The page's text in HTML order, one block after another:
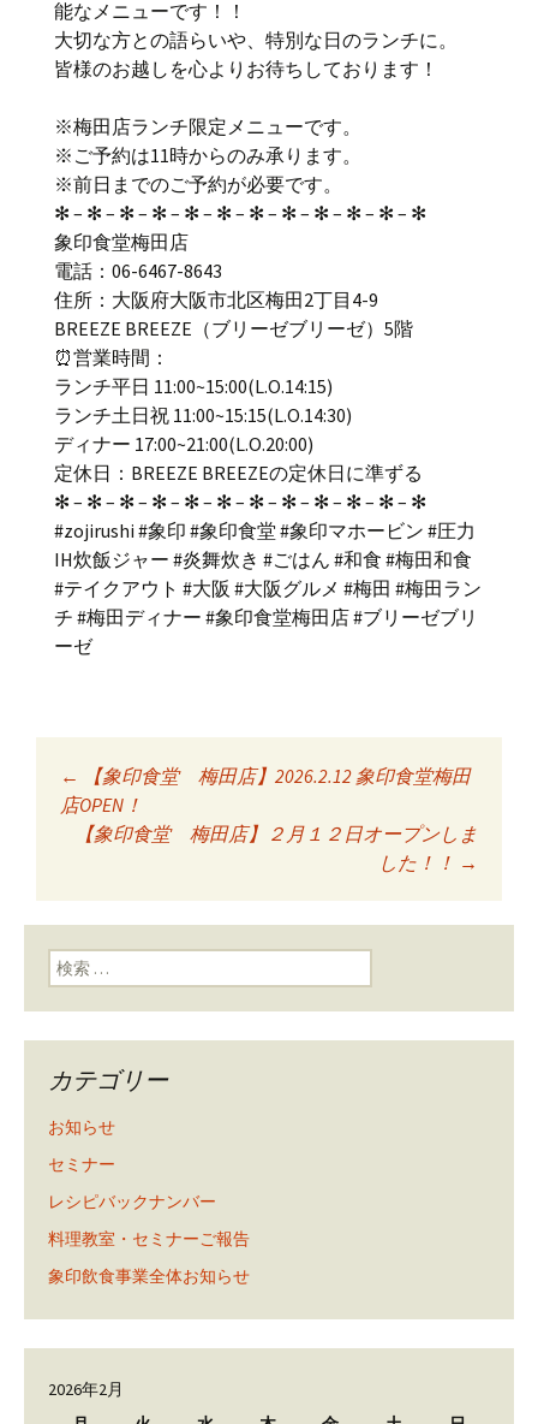
能なメニューです！！
大切な方との語らいや、特別な日のランチに。
皆様のお越しを心よりお待ちしております！
※梅田店ランチ限定メニューです。
※ご予約は11時からのみ承ります。
※前日までのご予約が必要です。
✻ – ✻ – ✻ – ✻ – ✻ – ✻ – ✻ – ✻ – ✻ – ✻ – ✻ – ✻
象印食堂梅田店
電話：06-6467-8643
住所：大阪府大阪市北区梅田2丁目4-9
BREEZE BREEZE（ブリーゼブリーゼ）5階
⏰営業時間：
ランチ平日 11:00~15:00(L.O.14:15)
ランチ土日祝 11:00~15:15(L.O.14:30)
ディナー 17:00~21:00(L.O.20:00)
定休日：BREEZE BREEZEの定休日に準ずる
✻ – ✻ – ✻ – ✻ – ✻ – ✻ – ✻ – ✻ – ✻ – ✻ – ✻ – ✻
#zojirushi #象印 #象印食堂 #象印マホービン #圧力
IH炊飯ジャー #炎舞炊き #ごはん #和食 #梅田和食
#テイクアウト #大阪 #大阪グルメ #梅田 #梅田ラン
チ #梅田ディナー #象印食堂梅田店 #ブリーゼブリ
ーゼ
投稿ナビゲーショ
ン
←
【象印食堂 梅田店】2026.2.12 象印食堂梅田
店OPEN！
【象印食堂 梅田店】２月１２日オープンしま
した！！ →
検索:
カテゴリー
お知らせ
セミナー
レシピバックナンバー
料理教室・セミナーご報告
象印飲食事業全体お知らせ
2026年2月